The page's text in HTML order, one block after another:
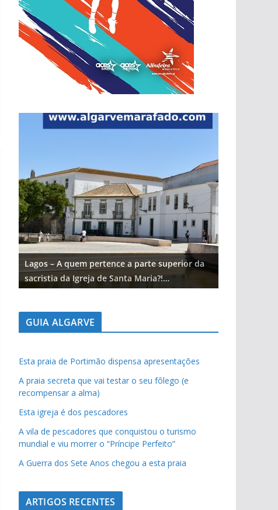
Lagos – A quem pertence a parte superior da
sacristia da Igreja de Santa Maria?!…
GUIA ALGARVE
Esta praia de Portimão dispensa apresentações
A praia secreta que vai testar o seu fôlego (e
recompensar a alma)
Esta igreja é dos pescadores
A vila de pescadores que conquistou o turismo
mundial e viu morrer o “Príncipe Perfeito”
A Guerra dos Sete Anos chegou a esta praia
ARTIGOS RECENTES